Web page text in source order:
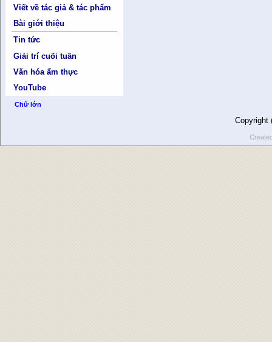
Viết về tác giả & tác phẩm
Bài giới thiệu
Tin tức
Giải trí cuối tuần
Văn hóa ẩm thực
YouTube
Chữ lớn
Copyright